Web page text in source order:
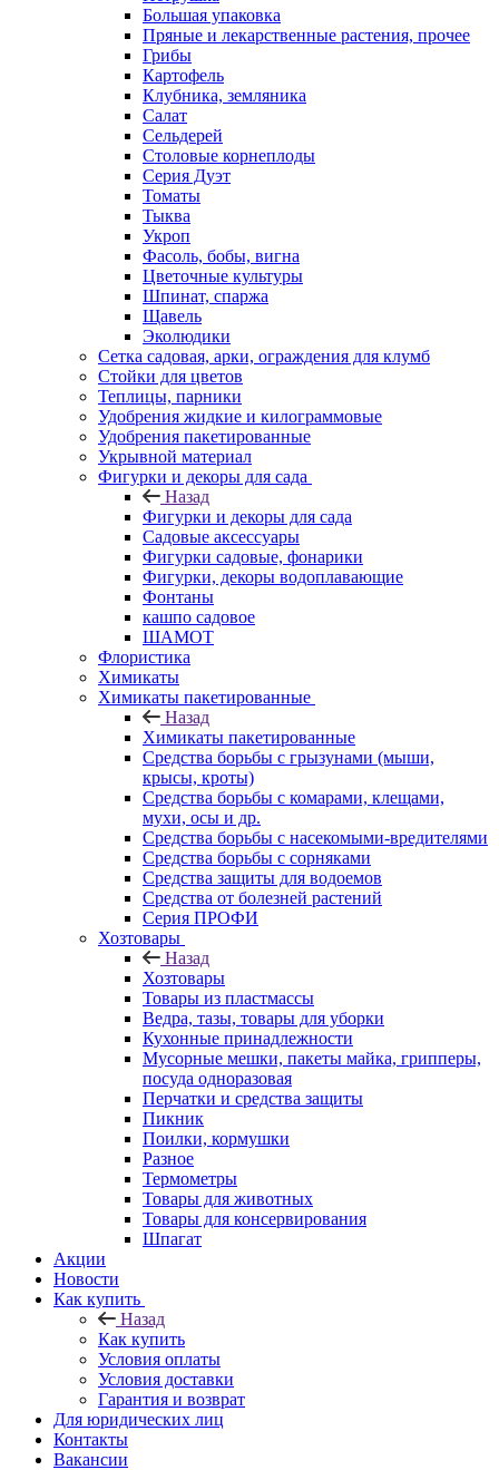
Большая упаковка
Пряные и лекарственные растения, прочее
Грибы
Картофель
Клубника, земляника
Салат
Сельдерей
Столовые корнеплоды
Серия Дуэт
Томаты
Тыква
Укроп
Фасоль, бобы, вигна
Цветочные культуры
Шпинат, спаржа
Щавель
Эколюдики
Сетка садовая, арки, ограждения для клумб
Стойки для цветов
Теплицы, парники
Удобрения жидкие и килограммовые
Удобрения пакетированные
Укрывной материал
Фигурки и декоры для сада
Назад
Фигурки и декоры для сада
Садовые аксессуары
Фигурки садовые, фонарики
Фигурки, декоры водоплавающие
Фонтаны
кашпо садовое
ШАМОТ
Флористика
Химикаты
Химикаты пакетированные
Назад
Химикаты пакетированные
Средства борьбы с грызунами (мыши,
крысы, кроты)
Средства борьбы с комарами, клещами,
мухи, осы и др.
Средства борьбы с насекомыми-вредителями
Средства борьбы с сорняками
Средства защиты для водоемов
Средства от болезней растений
Серия ПРОФИ
Хозтовары
Назад
Хозтовары
Товары из пластмассы
Ведра, тазы, товары для уборки
Кухонные принадлежности
Мусорные мешки, пакеты майка, грипперы,
посуда одноразовая
Перчатки и средства защиты
Пикник
Поилки, кормушки
Разное
Термометры
Товары для животных
Товары для консервирования
Шпагат
Акции
Новости
Как купить
Назад
Как купить
Условия оплаты
Условия доставки
Гарантия и возврат
Для юридических лиц
Контакты
Вакансии